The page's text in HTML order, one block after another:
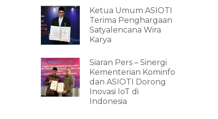
Ketua Umum ASIOTI
Terima Penghargaan
Satyalencana Wira
Karya
Siaran Pers – Sinergi
Kementerian Kominfo
dan ASIOTI Dorong
Inovasi IoT di
Indonesia